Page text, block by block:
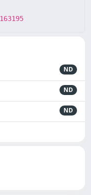
ND
ND
ND